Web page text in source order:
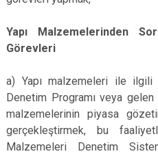
Yapı Malzemelerinden
Görevleri
a) Yapı malzemeleri ile ilgili
Denetim Programı veya
malzemelerinin piyasa
gerçekleştirmek, bu
Malzemeleri Denetim